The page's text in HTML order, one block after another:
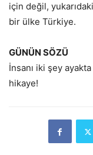
için değil,
bir ülke Türkiye.
GÜNÜN SÖZÜ
İnsanı iki şey
hikaye!